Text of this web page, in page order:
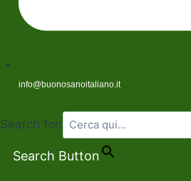
info@buonosanoitaliano.it
Search for:
Search Button